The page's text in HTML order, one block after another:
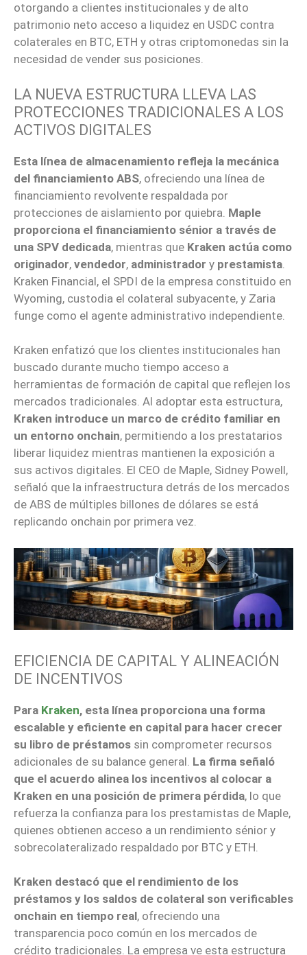
otorgando a clientes institucionales y de alto
patrimonio neto acceso a liquidez en USDC contra
colaterales en BTC, ETH y otras criptomonedas sin la
necesidad de vender sus posiciones.
LA NUEVA ESTRUCTURA LLEVA LAS
PROTECCIONES TRADICIONALES A LOS
ACTIVOS DIGITALES
Esta línea de almacenamiento refleja la mecánica
del financiamiento ABS, ofreciendo una línea de
financiamiento revolvente respaldada por
protecciones de aislamiento por quiebra. Maple
proporciona el financiamiento sénior a través de
una SPV dedicada, mientras que Kraken actúa como
originador, vendedor, administrador y prestamista
Kraken Financial, el SPDI de la empresa constituido en
Wyoming, custodia el colateral subyacente, y Zaria
funge como el agente administrativo independiente.
Kraken enfatizó que los clientes institucionales han
buscado durante mucho tiempo acceso a
herramientas de formación de capital que reflejen los
mercados tradicionales. Al adoptar esta estructura,
Kraken introduce un marco de crédito familiar en
un entorno onchain, permitiendo a los prestatarios
liberar liquidez mientras mantienen la exposición a
sus activos digitales. El CEO de Maple, Sidney Powell,
señaló que la infraestructura detrás de los mercados
de ABS de múltiples billones de dólares se está
replicando onchain por primera vez.
EFICIENCIA DE CAPITAL Y ALINEACIÓN
DE INCENTIVOS
Para Kraken, esta línea proporciona una forma
escalable y eficiente en capital para hacer crecer
su libro de préstamos sin comprometer recursos
adicionales de su balance general. La firma señaló
que el acuerdo alinea los incentivos al colocar a
Kraken en una posición de primera pérdida, lo que
refuerza la confianza para los prestamistas de Maple,
quienes obtienen acceso a un rendimiento sénior y
sobrecolateralizado respaldado por BTC y ETH.
Kraken destacó que el rendimiento de los
préstamos y los saldos de colateral son verificables
onchain en tiempo real, ofreciendo una
transparencia poco común en los mercados de
crédito tradicionales. La empresa ve esta estructura